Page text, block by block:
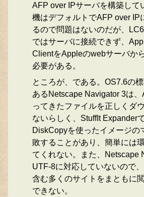
AFP over IPサーバを構築して
機はデフォルトでAFP over IP
るので問題はないのだが、
ではサーバに接続できず、
ClientをAppleのwebサーバか
必要がある。
ところが、である。OS7.6の
あるNetscape Navigator 3は、
ってきたファイルを正しくダ
ないらしく、StuffIt Expander
DiskCopyを使ったイメージの
敗することがあり、簡単には
てくれない。また、Netscape
UTF-8に対応していないので
含む多くのサイトをまともに
できない。